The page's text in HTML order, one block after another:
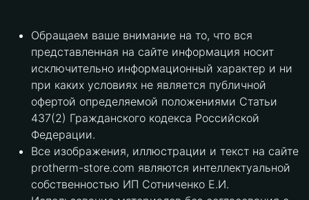
Обращаем ваше внимание на то, что вся
представленная на сайте информация носит
исключительно информационный характер и ни
при каких условиях не является публичной
офертой определяемой положениями Статьи
437(2) Гражданского кодекса Российской
Федерации.
Все изображения, иллюстрации и текст на сайте
protherm-store.com являются интеллектуальной
собственностью ИП Сотниченко Е.И.